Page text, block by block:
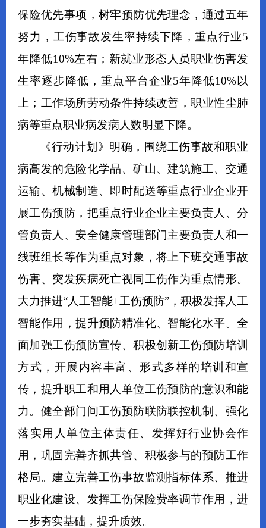
保险优先事项，树牢预防优先理念，通过五年
努力，工伤事故发生率持续下降，重点行业5
年降低10%左右；新就业形态人员职业伤害发
生率逐步降低，重点平台企业5年降低10%以
上；工作场所劳动条件持续改善，职业性尘肺
病等重点职业病发病人数明显下降。
《行动计划》明确，围绕工伤事故和职业
病高发的危险化学品、矿山、建筑施工、交通
运输、机械制造、即时配送等重点行业企业开
展工伤预防，把重点行业企业主要负责人、分
管负责人、安全健康管理部门主要负责人和一
线班组长等作为重点对象，将上下班交通事故
伤害、突发疾病死亡视同工伤作为重点情形。
大力推进“人工智能+工伤预防”，积极发挥人工
智能作用，提升预防精准化、智能化水平。全
面加强工伤预防宣传、积极创新工伤预防培训
方式，开展内容丰富、形式多样的培训和宣
传，提升职工和用人单位工伤预防的意识和能
力。健全部门间工伤预防联防联控机制、强化
落实用人单位主体责任、发挥好行业协会作
用，巩固完善齐抓共管、积极参与的预防工作
格局。建立完善工伤事故监测指标体系、推进
职业化建设、发挥工伤保险费率调节作用，进
一步夯实基础，提升质效。